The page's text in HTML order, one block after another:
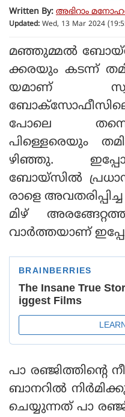
Written By: അഭിറാം
Updated: Wed, 13 Mar 2024
മഞ്ഞുമ്മല്‍ ബോയ്‌സ്
ക്കരയും കടന്ന്
യമാണ്
ബോക്‌സോഫീസിലെ
പോലെ
പിള്ളെരെയും
ഴിഞ്ഞു.
ബോയ്‌സില്‍
രാളെ
മിഴ്
വാര്‍ത്തയാണ്
പാ രഞ്ജിത്തിന്റെ
ബാനറില്‍
ചെയ്യുന്നത് പാ